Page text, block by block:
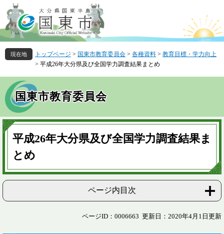
ー
ジ
の
先
頭
す
。
ニ
ュ
ー
を
飛
し
て
本
へ
トップページ > 国東市教育委員会 > 各種資料 > 教育目標・学力向上
> 平成26年大分県及び全国学力調査結果まとめ
国東市教育委員会
本
文
平成26年大分県及び全国学力調査結果ま
とめ
ページ内目次
ページID：0006663 更新日：2020年4月1日更新